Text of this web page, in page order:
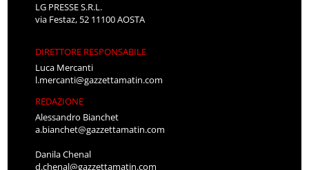
LG PRESSE S.R.L.
via Festaz, 52 11100 AOSTA
DIRETTORE RESPONSABILE
Luca Mercanti
l.mercanti@gazzettamatin.com
REDAZIONE
Alessandro Bianchet
a.bianchet@gazzettamatin.com
Danila Chenal
d.chenal@gazzettamatin.com